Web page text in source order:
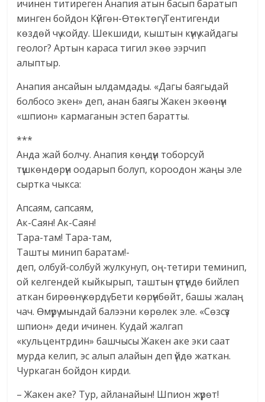
ичинен титиреген Анапия атын басып баратып
минген бойдон Күйгөн-Өтөктөгү Тентигенди
көздөй чү койду. Шекшиди, кыштын күнү кайдагы
геолог? Артын караса тигил экөө ээрчип
алыптыр.
Анапия ансайын ылдамдады. «Дагы баягыдай
болбосо экен» деп, анан баягы Жакен экөөнүн
«шпион» кармаганын эстеп баратты.
***
Анда жай болчу. Анапия көңдүн тоборсуй
түшкөндөрүн оодарып болуп, короодон жаңы эле
сыртка чыкса:
Апсаям, сапсаям,
Ак-Саян! Ак-Саян!
Тара-там! Тара-там,
Ташты минип баратам!-
деп, олбуй-солбуй жулкунуп, оң-тетири теминип,
ой келгендей кыйкырып, таштын үстүндө бийлеп
аткан бирөөнү көрдү. Бети көрүнбөйт, башы жалаң
чач. Өмүрү мындай балээни көрөлек эле. «Сөзсүз
шпион» деди ичинен. Кудай жалгап
«кульцентрдин» башчысы Жакен аке эки саат
мурда келип, эс алып алайын деп үйдө жаткан.
Чуркаган бойдон кирди.
– Жакен аке? Тур, айланайын! Шпион жүрөт!